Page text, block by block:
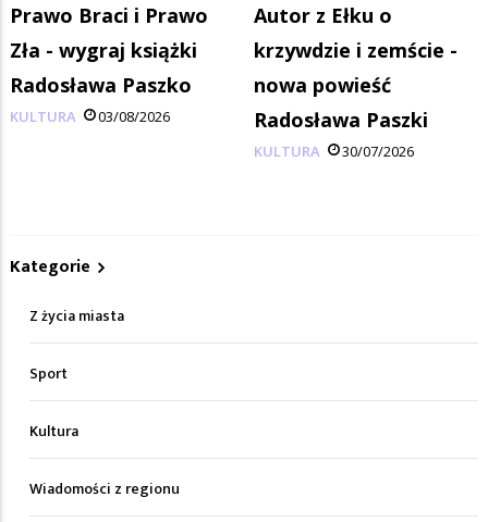
Prawo Braci i Prawo
Zła - wygraj książki
Radosława Paszko
KULTURA 03/08/2026
Autor z Ełku o
krzywdzie i zemście -
nowa powieść
Radosława Paszki
KULTURA 30/07/2026
Kategorie
Z życia miasta
Sport
Kultura
Wiadomości z regionu